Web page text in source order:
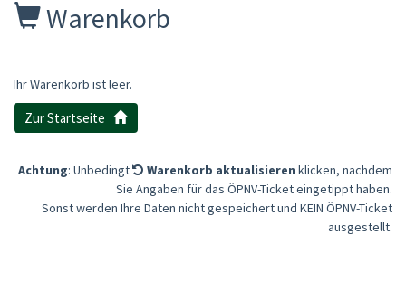
Warenkorb
Ihr Warenkorb ist leer.
Zur Startseite
Achtung: Unbedingt Warenkorb aktualisieren klicken, nachdem
Sie Angaben für das ÖPNV-Ticket eingetippt haben.
Sonst werden Ihre Daten nicht gespeichert und KEIN ÖPNV-Ticket
ausgestellt.